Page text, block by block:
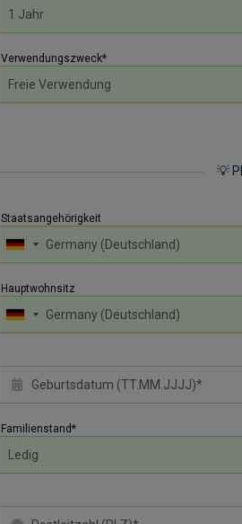
Verwendungszweck*
💡
Staatsangehörigkeit
Hauptwohnsitz
Familienstand*